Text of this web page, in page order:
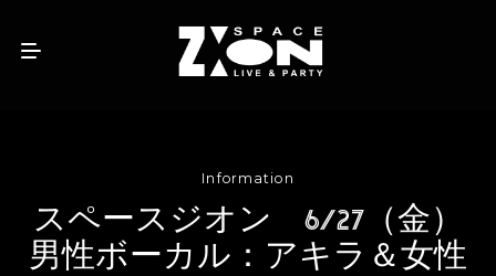
Information
スペースジオン 6/27（金）
男性ボーカル：アキラ＆女性